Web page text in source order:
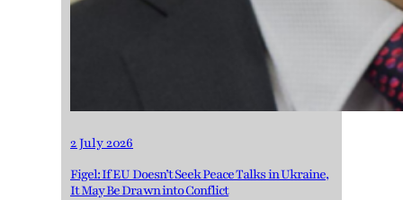
2 July 2026
Figel: If EU Doesn’t Seek Peace Talks in Ukraine,
It May Be Drawn into Conflict